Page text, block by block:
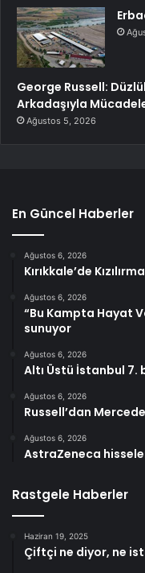
George Russell:
Arkadaşıyla
Ağustos 5, 2026
En Güncel Haberler
Ağustos 6, 2026
Kırıkkale’de
Ağustos 6, 2026
“Bu Kampta Hayat
sunuyor
Ağustos 6, 2026
Altı Üstü İstanbul 7.
Ağustos 6, 2026
Russell’dan
Ağustos 6, 2026
AstraZeneca
Rastgele Haberler
Haziran 19, 2025
Çiftçi ne diyor, ne